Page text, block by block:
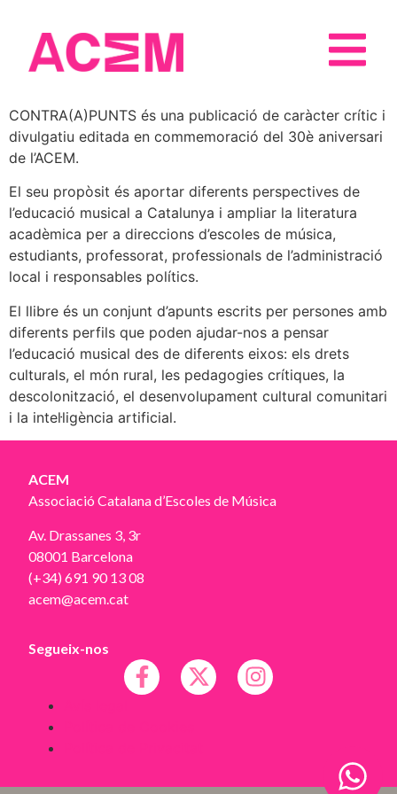
CONTRA(A)PUNTS és una publicació de caràcter crític i
divulgatiu editada en commemoració del 30è aniversari
de l’ACEM.
El seu propòsit és aportar diferents perspectives de
l’educació musical a Catalunya i ampliar la literatura
acadèmica per a direccions d’escoles de música,
estudiants, professorat, professionals de l’administració
local i responsables polítics.
El llibre és un conjunt d’apunts escrits per persones amb
diferents perfils que poden ajudar-nos a pensar
l’educació musical des de diferents eixos: els drets
culturals, el món rural, les pedagogies crítiques, la
descolonització, el desenvolupament cultural comunitari
i la intel·ligència artificial.
ACEM
Associació Catalana d’Escoles de Música
Av. Drassanes 3, 3r
08001 Barcelona
(+34) 691 90 13 08
acem@acem.cat
Segueix-nos